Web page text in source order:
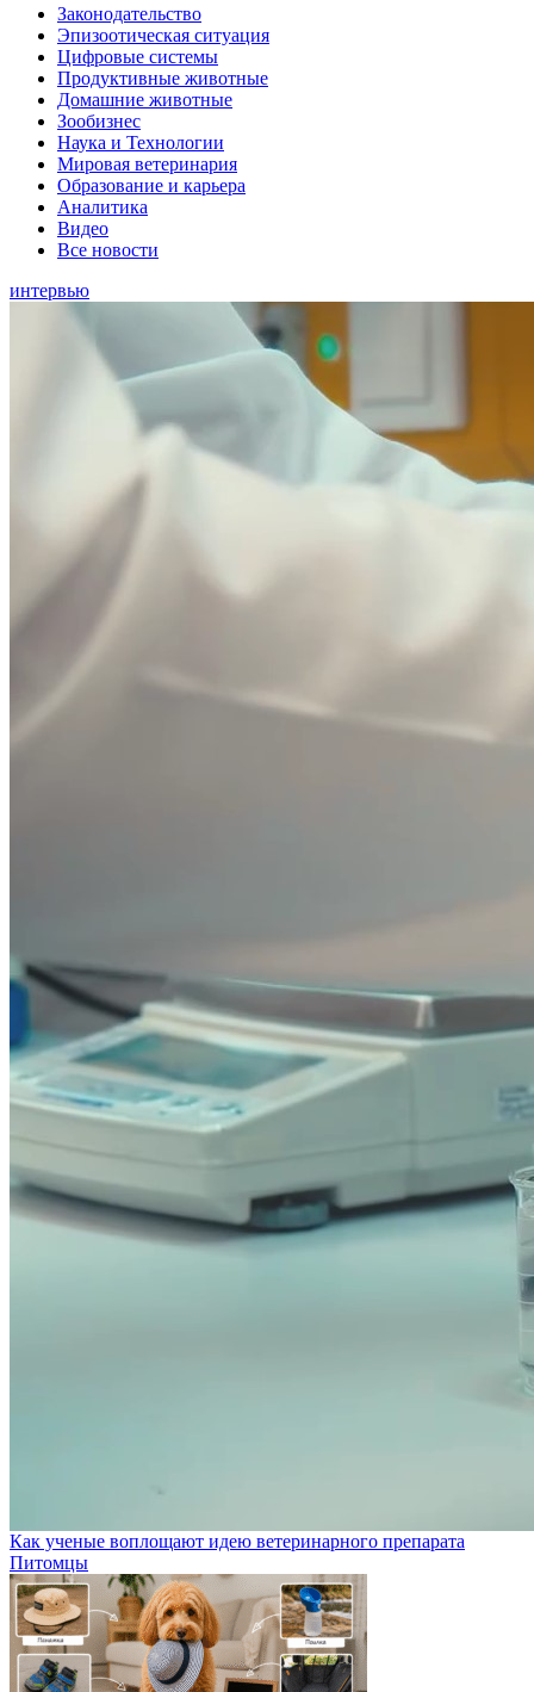
Законодательство
Эпизоотическая ситуация
Цифровые системы
Продуктивные животные
Домашние животные
Зообизнес
Наука и Технологии
Мировая ветеринария
Образование и карьера
Аналитика
Видео
Все новости
интервью
Как ученые воплощают идею ветеринарного препарата
Питомцы